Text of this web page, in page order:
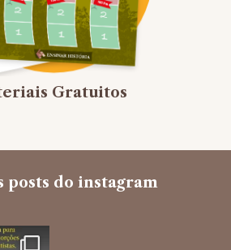
Gratuitos
posts do instagram